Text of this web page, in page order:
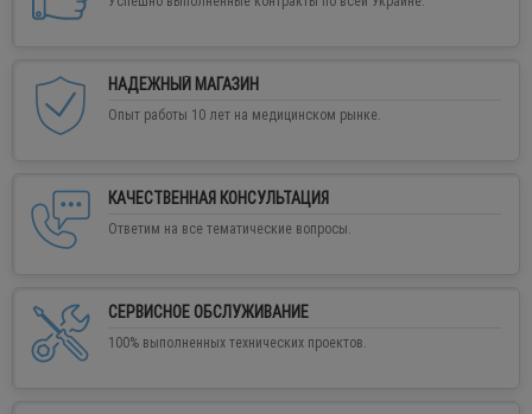
НАДЕЖНЫЙ МАГАЗИН
Опыт работы 10 лет на медицинском рынке.
КАЧЕСТВЕННАЯ КОНСУЛЬТАЦИЯ
Ответим на все тематические вопросы.
СЕРВИСНОЕ ОБСЛУЖИВАНИЕ
100% выполненных технических проектов.